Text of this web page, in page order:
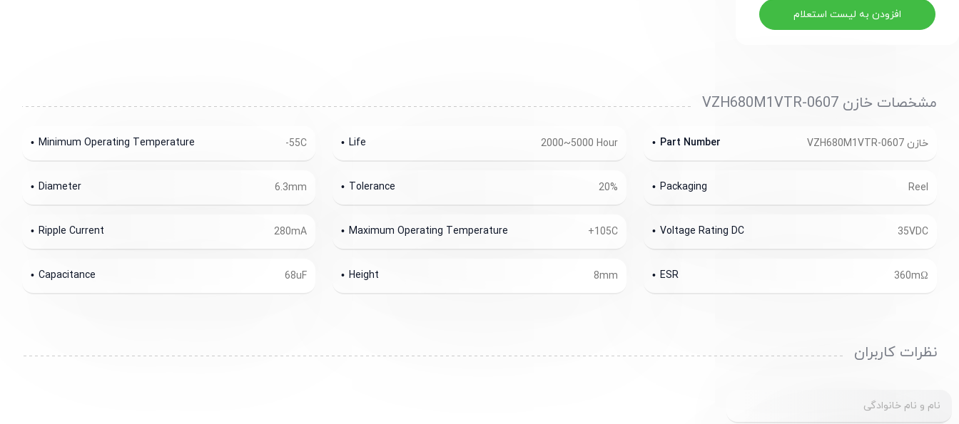
افزودن به لیست استعلام
مشخصات خازن VZH680M1VTR-0607
خازن VZH680M1VTR-0607 Part Number
2000~5000 Hour
Life
-55C
Minimum Operating Temperature
Reel
Packaging
20%
Tolerance
6.3mm
Diameter
35VDC
Voltage Rating DC
+105C
Maximum Operating Temperature
280mA
Ripple Current
360mΩ
ESR
8mm
Height
68uF
Capacitance
نظرات کاربران